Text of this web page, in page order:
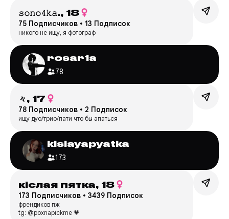
𝚜𝚘𝚗𝚘𝟺𝚔𝚊., 18
75 Подписчиков • 13 Подписок
никого не ищу, я фотограф
rosar1a
78
々, 17
78 Подписчиков • 2 Подписок
ищу дуо/трио/пати что бы апаться
kislayapyatka
173
кiслая пятка, 18
173 Подписчиков • 3439 Подписок
френдиков пж
tg: @poxnapickme 💗